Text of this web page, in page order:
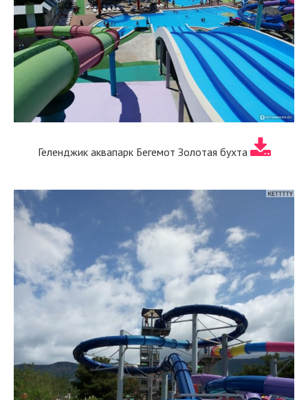
Геленджик аквапарк Бегемот Золотая бухта